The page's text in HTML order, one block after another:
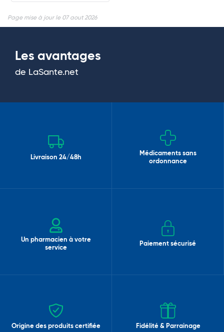
Page mise à jour le 07 aout 2026
Les avantages
de LaSante.net
Livraison 24/48h
Médicaments sans
ordonnance
Un pharmacien à votre
service
Paiement sécurisé
Origine des produits certifiée Fidélité & Parrainage